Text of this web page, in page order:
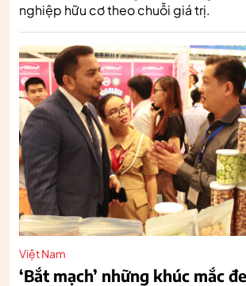
nghiệp hữu cơ theo chuỗi giá trị.
Việt Nam
‘Bắt mạch’ những khúc mắc